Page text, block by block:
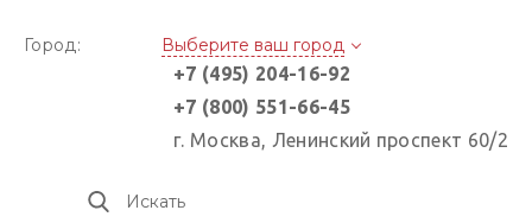
Город:
Выберите ваш город
+7 (495) 204-16-92
+7 (800) 551-66-45
г. Москва, Ленинский проспект 60/2
Искать